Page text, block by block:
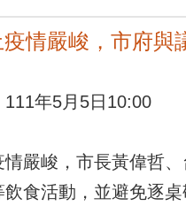
疫情嚴峻，市府與
年5月5日10:00
情嚴峻，市長黃偉哲
飲食活動，並避免逐